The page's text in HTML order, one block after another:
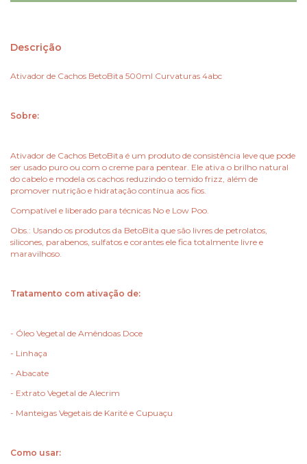
Descrição
Ativador de Cachos BetoBita 500ml Curvaturas 4abc
Sobre:
Ativador de Cachos BetoBita é um produto de consistência leve que pode
ser usado puro ou com o creme para pentear. Ele ativa o brilho natural
do cabelo e modela os cachos reduzindo o temido frizz, além de
promover nutrição e hidratação contínua aos fios.
Compatível e liberado para técnicas No e Low Poo.
Obs.: Usando os produtos da BetoBita que são livres de petrolatos,
silicones, parabenos, sulfatos e corantes ele fica totalmente livre e
maravilhoso.
Tratamento com ativação de:
- Óleo Vegetal de Amêndoas Doce
- Linhaça
- Abacate
- Extrato Vegetal de Alecrim
- Manteigas Vegetais de Karité e Cupuaçu
Como usar: